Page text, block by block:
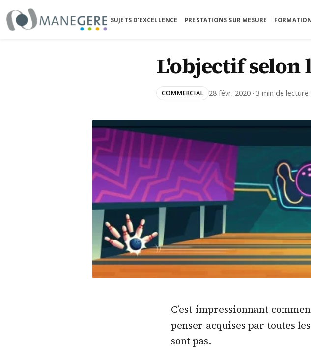
SUJETS D'EXCELLENCE PRESTATIONS SUR MESURE
Accueil›Blog›L'objectif selon le joueur de bowling
L'objectif selon
COMMERCIAL 28 févr. 2020 · 3 min de lecture
C’est impressionnant
penser acquises par toutes
sont pas.